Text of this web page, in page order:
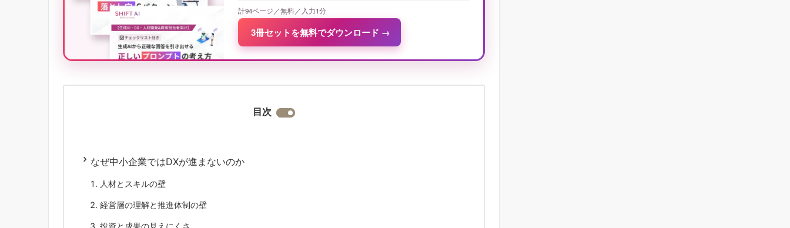
計94ページ／無料／入力1分
3冊セットを無料でダウンロード →
目次
なぜ中小企業ではDXが進まないのか
人材とスキルの壁
経営層の理解と推進体制の壁
投資と成果の見えにくさ